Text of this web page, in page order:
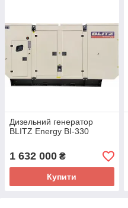
Дизельний генератор
BLITZ Energy BI-330
1 632 000 ₴
Купити